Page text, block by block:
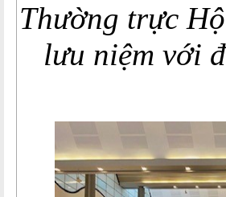
Thường trực
lưu niệm với